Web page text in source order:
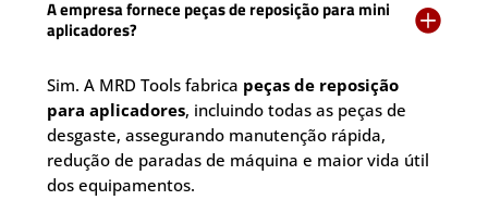
A empresa fornece peças de reposição para mini
aplicadores?

Sim. A MRD Tools fabrica peças de reposição
para aplicadores, incluindo todas as peças de
desgaste, assegurando manutenção rápida,
redução de paradas de máquina e maior vida útil
dos equipamentos.